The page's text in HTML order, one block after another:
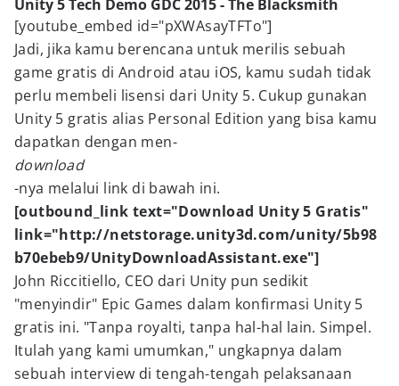
Unity 5 Tech Demo GDC 2015 - The Blacksmith
[youtube_embed id="pXWAsayTFTo"]
Jadi, jika kamu berencana untuk merilis sebuah
game gratis di Android atau iOS, kamu sudah tidak
perlu membeli lisensi dari Unity 5. Cukup gunakan
Unity 5 gratis alias Personal Edition yang bisa kamu
dapatkan dengan men-
download
-nya melalui link di bawah ini.
[outbound_link text="Download Unity 5 Gratis"
link="http://netstorage.unity3d.com/unity/5b98
b70ebeb9/UnityDownloadAssistant.exe"]
John Riccitiello, CEO dari Unity pun sedikit
"menyindir" Epic Games dalam konfirmasi Unity 5
gratis ini. "Tanpa royalti, tanpa hal-hal lain. Simpel.
Itulah yang kami umumkan," ungkapnya dalam
sebuah interview di tengah-tengah pelaksanaan